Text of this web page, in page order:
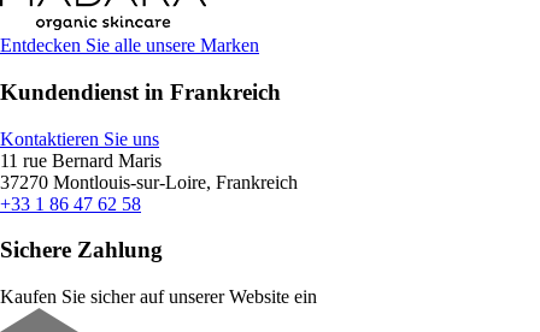
Entdecken Sie alle unsere Marken
Kundendienst in Frankreich
Kontaktieren Sie uns
11 rue Bernard Maris
37270 Montlouis-sur-Loire, Frankreich
+33 1 86 47 62 58
Sichere Zahlung
Kaufen Sie sicher auf unserer Website ein